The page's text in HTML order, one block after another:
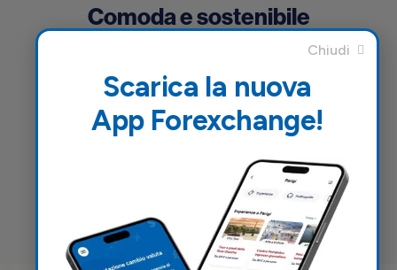
Comoda e sostenibile
La tua nuova eSim ha tutte le caratteristiche di
una scheda fisica, con i plus di essere virtuale:
non si rompe, non puoi perderla e non inquina
Scarica la nuova
App Forexchange!